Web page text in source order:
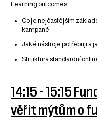
Learning outcomes:
Co je nejčastějším
kampaně
Jaké nástroje potřebuji a
Struktura standardní
14:15 - 15:15
věřit mýtům o